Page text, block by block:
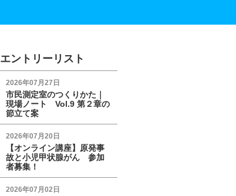
エントリーリスト
2026年07月27日
市民測定室のつくりかた｜
現場ノート Vol.9 第２章の
節立て案
2026年07月20日
【オンライン講座】原発事
故と小児甲状腺がん 参加
者募集！
2026年07月02日